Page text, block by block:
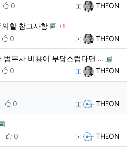
등록자 THEON
추천
0
할 참고사항 댓글
1
등록자 THEON
추천
0
법무사 비용이 부담스럽다면 …
등록자 THEON
추천
0
등록자 THEON
추천
0
등록자 THEON
추천
0